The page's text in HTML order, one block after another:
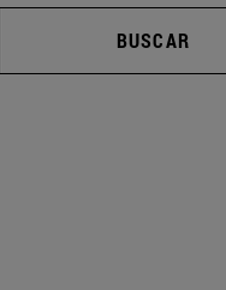
BUSCAR